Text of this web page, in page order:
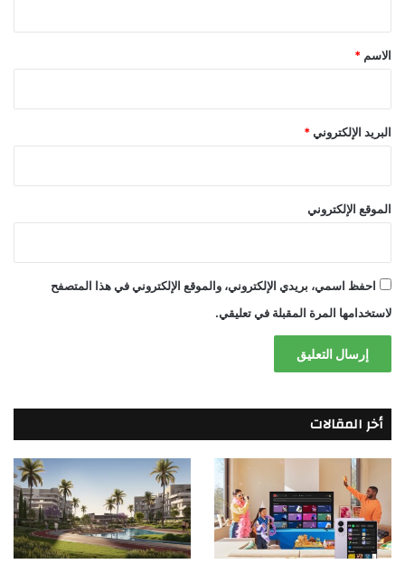
*
الاسم *
البريد الإلكتروني *
الموقع الإلكتروني
احفظ اسمي، بريدي الإلكتروني، والموقع الإلكتروني في هذا المتصفح
لاستخدامها المرة المقبلة في تعليقي.
أخر المقالات